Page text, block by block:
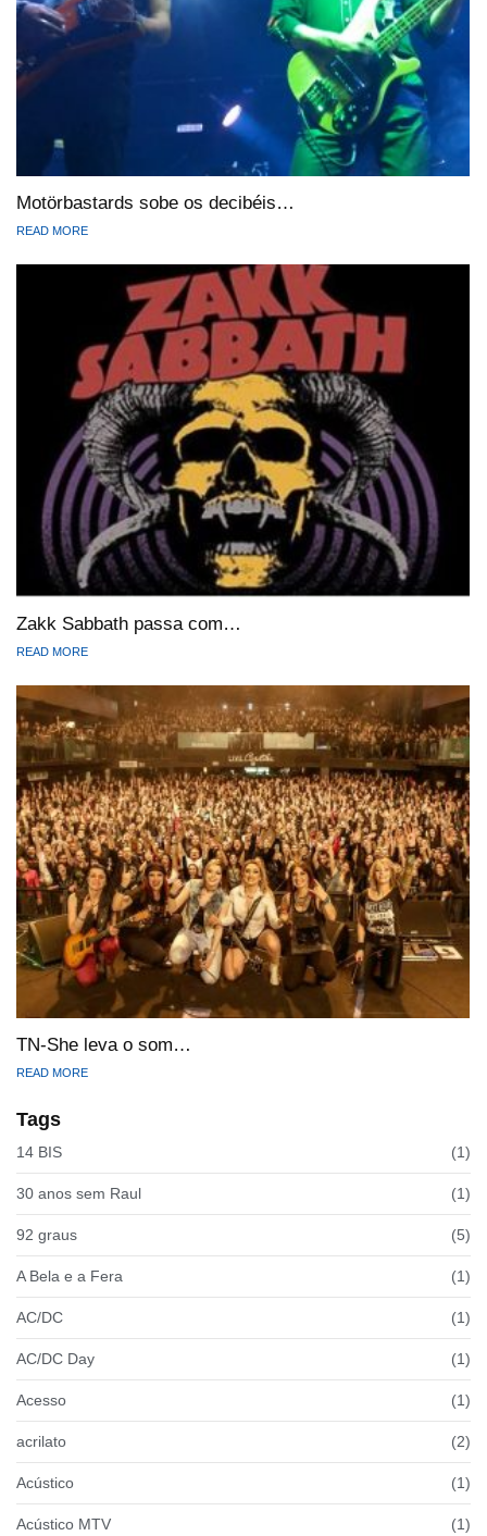
Motörbastards sobe os decibéis…
READ MORE
Zakk Sabbath passa com…
READ MORE
TN-She leva o som…
READ MORE
Tags
14 BIS (1)
30 anos sem Raul (1)
92 graus (5)
A Bela e a Fera (1)
AC/DC (1)
AC/DC Day (1)
Acesso (1)
acrilato (2)
Acústico (1)
Acústico MTV (1)